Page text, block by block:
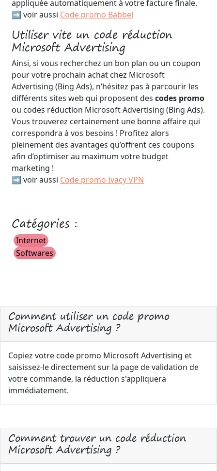
appliquée automatiquement à votre facture finale.
➡️ voir aussi Code promo Babbel
Utiliser vite un code réduction
Microsoft Advertising
Ainsi, si vous recherchez un bon plan ou un coupon
pour votre prochain achat chez Microsoft
Advertising (Bing Ads), n’hésitez pas à parcourir les
différents sites web qui proposent des codes promo
ou codes réduction Microsoft Advertising (Bing Ads).
Vous trouverez certainement une bonne affaire qui
correspondra à vos besoins ! Profitez alors
pleinement des avantages qu’offrent ces coupons
afin d’optimiser au maximum votre budget
marketing !
➡️ voir aussi Code promo Ivacy VPN
Catégories :
Internet
Softwares
Comment utiliser un code promo
Microsoft Advertising ?
Copiez votre code promo Microsoft Advertising et
saisissez-le directement sur la page de validation de
votre commande, la réduction s'appliquera
immédiatement.
Comment trouver un code réduction
Microsoft Advertising ?